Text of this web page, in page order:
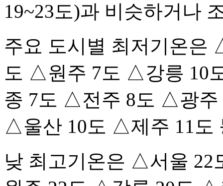
19~23도)과 비슷하거나
주요 도시별 최저기온
도 △원주 7도 △강릉 10
종 7도 △전주 8도 △광
△울산 10도 △제주 11도
낮 최고기온은 △서울